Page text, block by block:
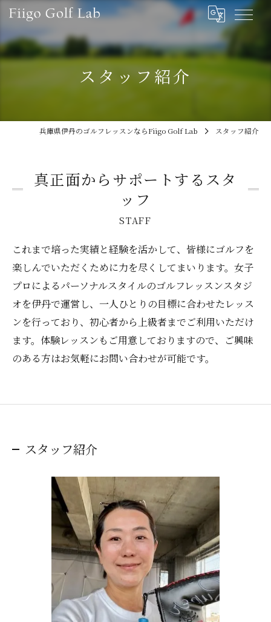
スタッフ紹介
兵庫県伊丹のゴルフレッスンならFiigo Golf Lab スタッフ紹介
真正面からサポートするスタ
ッフ
STAFF
これまで培った実績と経験を活かして、皆様にゴルフを
楽しんでいただくために力を尽くしてまいります。女子
プロによるパーソナルスタイルのゴルフレッスンスタジ
オを伊丹で運営し、一人ひとりの目標に合わせたレッス
ンを行っており、初心者から上級者までご利用いただけ
ます。体験レッスンもご用意しておりますので、ご興味
のある方はお気軽にお問い合わせが可能です。
スタッフ紹介